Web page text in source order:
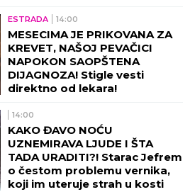
ESTRADA 14:00
MESECIMA JE PRIKOVANA ZA
KREVET, NAŠOJ PEVAČICI
NAPOKON SAOPŠTENA
DIJAGNOZA! Stigle vesti
direktno od lekara!
14:00
KAKO ĐAVO NOĆU
UZNEMIRAVA LJUDE I ŠTA
TADA URADITI?! Starac Jefrem
o čestom problemu vernika,
koji im uteruje strah u kosti